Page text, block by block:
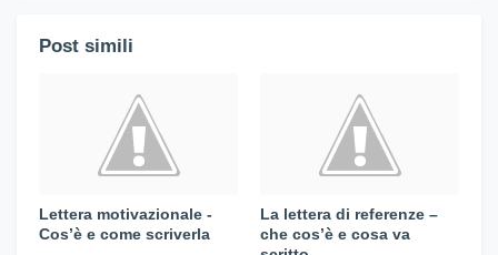
Post simili
Lettera motivazionale -
Cos’è e come scriverla
La lettera di referenze –
che cos’è e cosa va